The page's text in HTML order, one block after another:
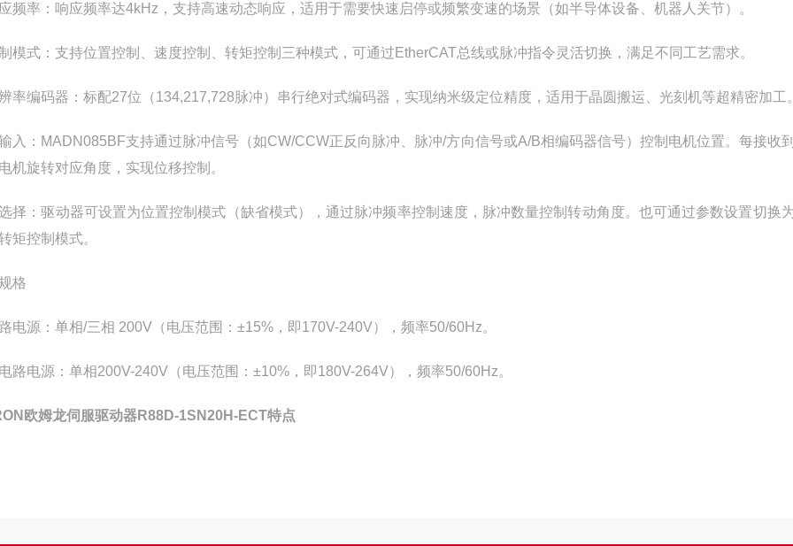
频率：响应频率达4kHz，支持高速动态响应，适用于需要快速启停或频繁变速的场景（如半导体设备、机器人关节）。
模式：支持位置控制、速度控制、转矩控制三种模式，可通过EtherCAT总线或脉冲指令灵活切换，满足不同工艺需求。
率编码器：标配27位（134,217,728脉冲）串行绝对式编码器，实现纳米级定位精度，适用于晶圆搬运、光刻机等超精密加工
入：MADN085BF支持通过脉冲信号（如CW/CCW正反向脉冲、脉冲/方向信号或A/B相编码器信号）控制电机位置。每接收
机旋转对应角度，实现位移控制。
择：驱动器可设置为位置控制模式（缺省模式），通过脉冲频率控制速度，脉冲数量控制转动角度。也可通过参数设置切换
矩控制模式。
格
电源：单相/三相 200V（电压范围：±15%，即170V-240V），频率50/60Hz。
路电源：单相200V-240V（电压范围：±10%，即180V-264V），频率50/60Hz。
欧姆龙伺服驱动器R88D-1SN20H-ECT特点